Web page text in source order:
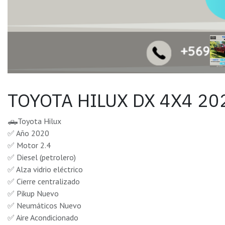
TOYOTA HILUX DX 4X4
🛻Toyota Hilux
✅ Año 2020
✅ Motor 2.4
✅ Diesel (petrolero)
✅ Alza vidrio eléctrico
✅ Cierre centralizado
✅ Pikup Nuevo
✅ Neumáticos Nuevo
✅ Aire Acondicionado